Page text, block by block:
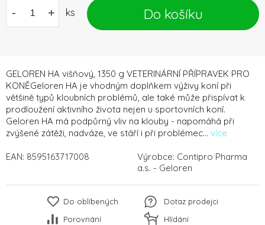
GELOREN HA višňový, 1350 g VETERINÁRNÍ PŘÍPRAVEK PRO
KONĚGeloren HA je vhodným doplňkem výživy koní při
většině typů kloubních problémů, ale také může přispívat k
prodloužení aktivního života nejen u sportovních koní.
Geloren HA má podpůrný vliv na klouby - napomáhá při
zvýšené zátěži, nadváze, ve stáří i při problémec... více
- + ks Do košíku
EAN: 8595163717008 Výrobce: Contipro Pharma
a.s. - Geloren
Do oblíbených
Porovnání
Dotaz prodejci
Hlídání